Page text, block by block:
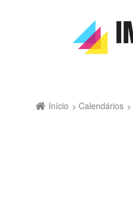
Início Calendários